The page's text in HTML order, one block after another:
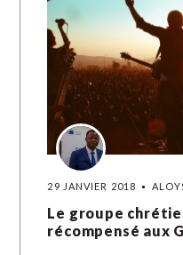
29 JANVIER 2018
Le groupe
récompensé aux